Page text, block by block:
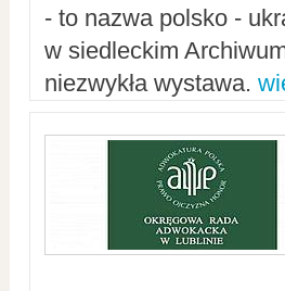
- to nazwa polsko -
w siedleckim
niezwykła wystawa.